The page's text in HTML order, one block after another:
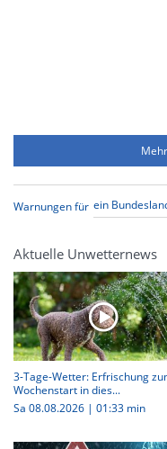
Warnungen für
Aktuelle Unwetternews
3-Tage-Wetter: Erfrischung
Wochenstart in dies...
Sa 08.08.2026 | 01:33 min